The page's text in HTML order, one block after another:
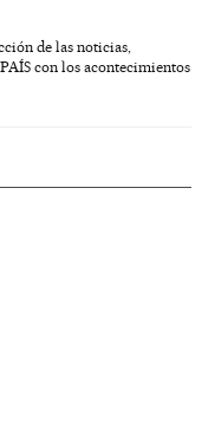
de las noticias,
con los acontecimientos